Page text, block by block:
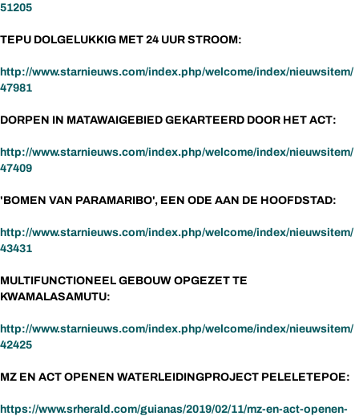
51205
TEPU DOLGELUKKIG MET 24 UUR STROOM:
http://www.starnieuws.com/index.php/welcome/index/nieuwsitem/
47981
DORPEN IN MATAWAIGEBIED GEKARTEERD DOOR HET ACT:
http://www.starnieuws.com/index.php/welcome/index/nieuwsitem/
47409
'BOMEN VAN PARAMARIBO', EEN ODE AAN DE HOOFDSTAD:
http://www.starnieuws.com/index.php/welcome/index/nieuwsitem/
43431
MULTIFUNCTIONEEL GEBOUW OPGEZET TE
KWAMALASAMUTU:
http://www.starnieuws.com/index.php/welcome/index/nieuwsitem/
42425
MZ EN ACT OPENEN WATERLEIDINGPROJECT PELELETEPOE:
https://www.srherald.com/guianas/2019/02/11/mz-en-act-openen-